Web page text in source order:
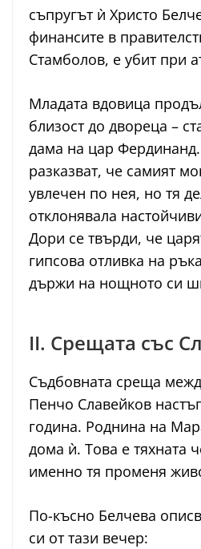
съпругът ѝ Христо
финансите в
Стамболов, е убит при
Младата вдовица
близост до двореца –
дама на цар
разказват, че самият
увлечен по нея, но тя
отклонявала
Дори се твърди, че
гипсова отливка на
държи на нощното си
II. Срещата със
Съдбовната среща
Пенчо Славейков
година. Роднина на
дома ѝ. Това е тяхната
именно тя променя
По-късно Белчева
си от тази вечер: